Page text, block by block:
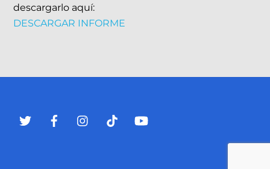
descargarlo aquí:
DESCARGAR INFORME